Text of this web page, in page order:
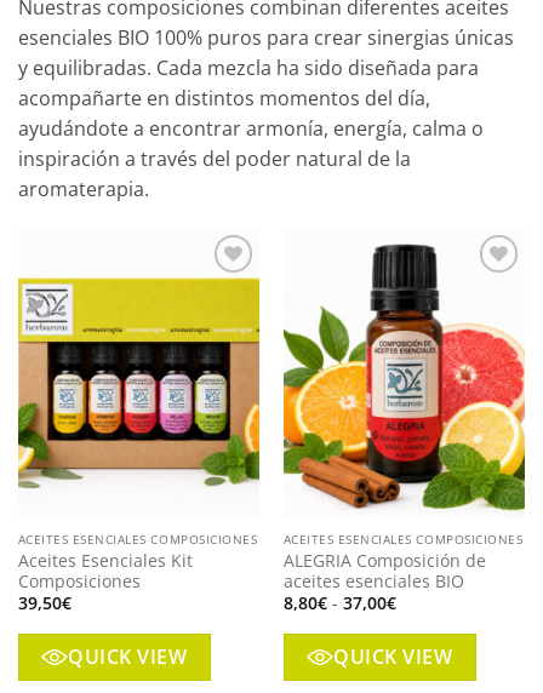
Nuestras composiciones combinan diferentes aceites
esenciales BIO 100% puros para crear sinergias únicas
y equilibradas. Cada mezcla ha sido diseñada para
acompañarte en distintos momentos del día,
ayudándote a encontrar armonía, energía, calma o
inspiración a través del poder natural de la
aromaterapia.
lista
ACEITES ESENCIALES COMPOSICIONES
Aceites Esenciales Kit
Composiciones
39,50€
QUICK VIEW
lista
ACEITES ESENCIALES COMPOSICIONES
ALEGRIA Composición de
aceites esenciales BIO
8,80€ - 37,00€Rango
de
precios:
desde
8,80€
hasta
QUICK VIEW